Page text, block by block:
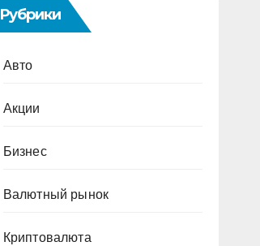
Рубрики
Авто
Акции
Бизнес
Валютный рынок
Криптовалюта